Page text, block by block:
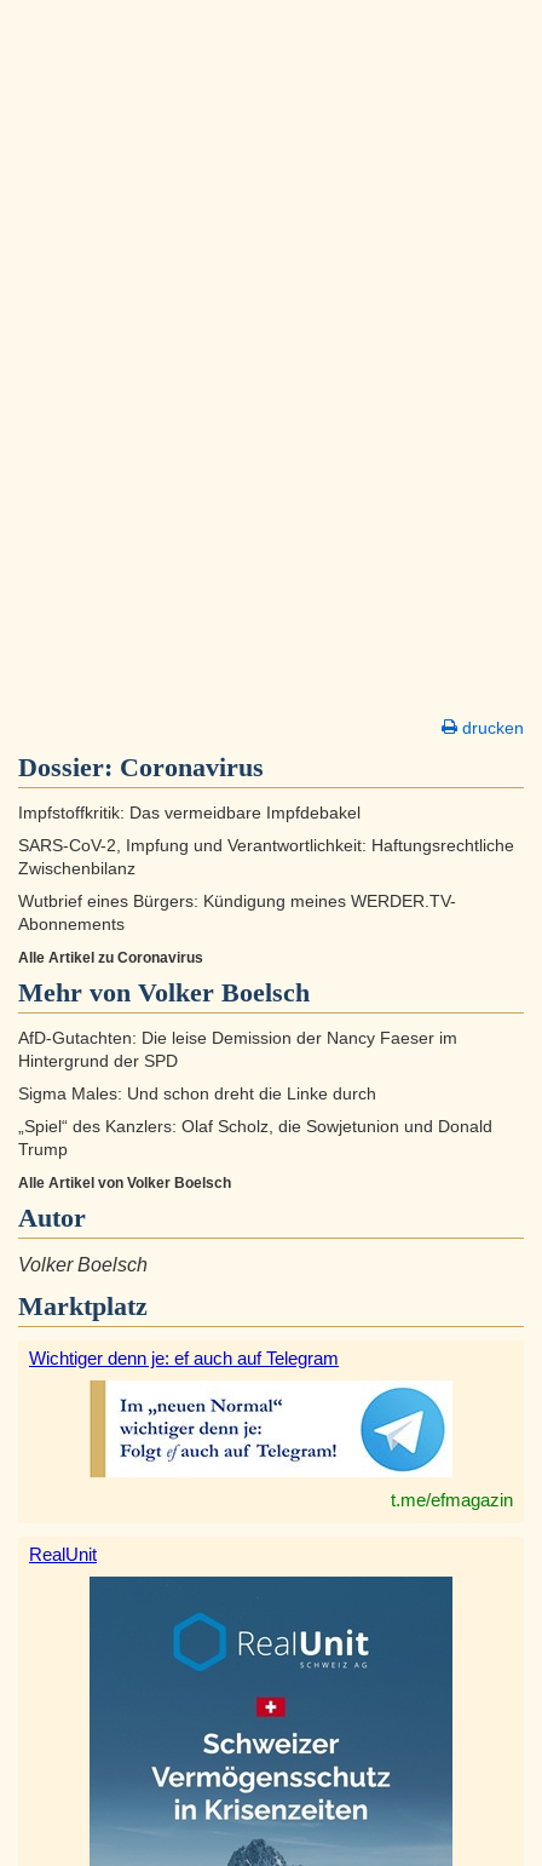
drucken
Dossier: Coronavirus
Impfstoffkritik: Das vermeidbare Impfdebakel
SARS-CoV-2, Impfung und Verantwortlichkeit: Haftungsrechtliche
Zwischenbilanz
Wutbrief eines Bürgers: Kündigung meines WERDER.TV-
Abonnements
Alle Artikel zu Coronavirus
Mehr von Volker Boelsch
AfD-Gutachten: Die leise Demission der Nancy Faeser im
Hintergrund der SPD
Sigma Males: Und schon dreht die Linke durch
„Spiel“ des Kanzlers: Olaf Scholz, die Sowjetunion und Donald
Trump
Alle Artikel von Volker Boelsch
Autor
Volker Boelsch
Marktplatz
Wichtiger denn je: ef auch auf Telegram
t.me/efmagazin
RealUnit